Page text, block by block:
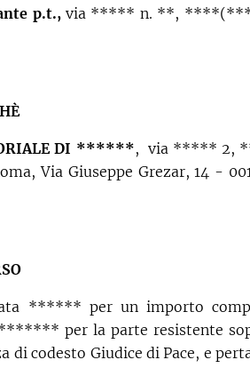
p.t., via ***** n. **,
DI ******, via ***** 2,
Via Giuseppe Grezar, 14 -
****** per un importo
per la parte resistente
codesto Giudice di Pace, e